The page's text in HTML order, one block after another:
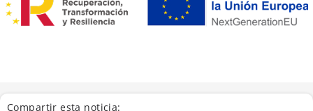
Compartir esta noticia: